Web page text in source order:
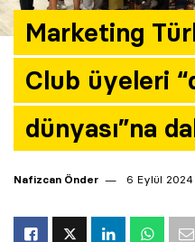
Marketing
Club üyeleri
dünyası”na
Nafizcan Önder 6 Eylül 2024